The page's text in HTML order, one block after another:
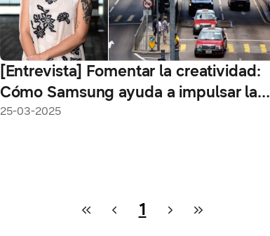
[Entrevista] Fomentar la creatividad:
Cómo Samsung ayuda a impulsar la
visión de colaboración en Art Basel
25-03-2025
1